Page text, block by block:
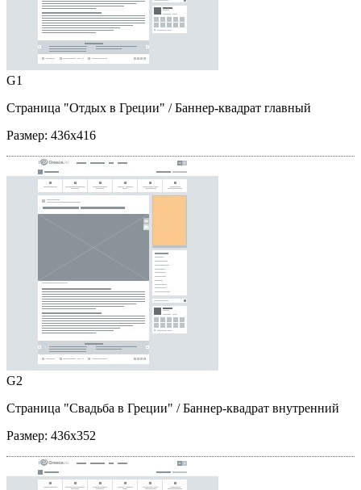
G1
Страница "Отдых в Греции" / Баннер-квадрат главный
Размер: 436x416
G2
Страница "Свадьба в Греции" / Баннер-квадрат внутренний
Размер: 436x352